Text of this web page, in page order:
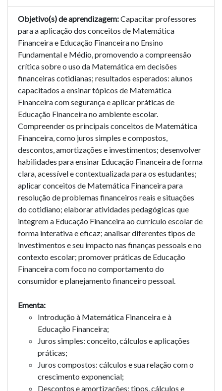
Objetivo(s) de aprendizagem:Capacitar professores
para a aplicação dos conceitos de Matemática
Financeira e Educação Financeira no Ensino
Fundamental e Médio, promovendo a compreensão
crítica sobre o uso da Matemática em decisões
financeiras cotidianas; resultados esperados: alunos
capacitados a ensinar tópicos de Matemática
Financeira com segurança e aplicar práticas de
Educação Financeira no ambiente escolar.
Compreender os principais conceitos de Matemática
Financeira, como juros simples e compostos,
descontos, amortizações e investimentos; desenvolver
habilidades para ensinar Educação Financeira de forma
clara, acessível e contextualizada para os estudantes;
aplicar conceitos de Matemática Financeira para
resolução de problemas financeiros reais e situações
do cotidiano; elaborar atividades pedagógicas que
integrem a Educação Financeira ao currículo escolar de
forma interativa e eficaz; analisar diferentes tipos de
investimentos e seu impacto nas finanças pessoais e no
contexto escolar; promover práticas de Educação
Financeira com foco no comportamento do
consumidor e planejamento financeiro pessoal.
Ementa:
Introdução à Matemática Financeira e à
Educação Financeira;
Juros simples: conceito, cálculos e aplicações
práticas;
Juros compostos: cálculos e sua relação com o
crescimento exponencial;
Descontos e amortizações: tipos, cálculos e